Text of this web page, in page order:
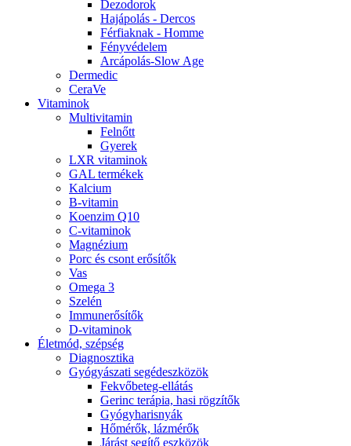
Dezodorok
Hajápolás - Dercos
Férfiaknak - Homme
Fényvédelem
Arcápolás-Slow Age
Dermedic
CeraVe
Vitaminok
Multivitamin
Felnőtt
Gyerek
LXR vitaminok
GAL termékek
Kalcium
B-vitamin
Koenzim Q10
C-vitaminok
Magnézium
Porc és csont erősítők
Vas
Omega 3
Szelén
Immunerősítők
D-vitaminok
Életmód, szépség
Diagnosztika
Gyógyászati segédeszközök
Fekvőbeteg-ellátás
Gerinc terápia, hasi rögzítők
Gyógyharisnyák
Hőmérők, lázmérők
Járást segítő eszközök